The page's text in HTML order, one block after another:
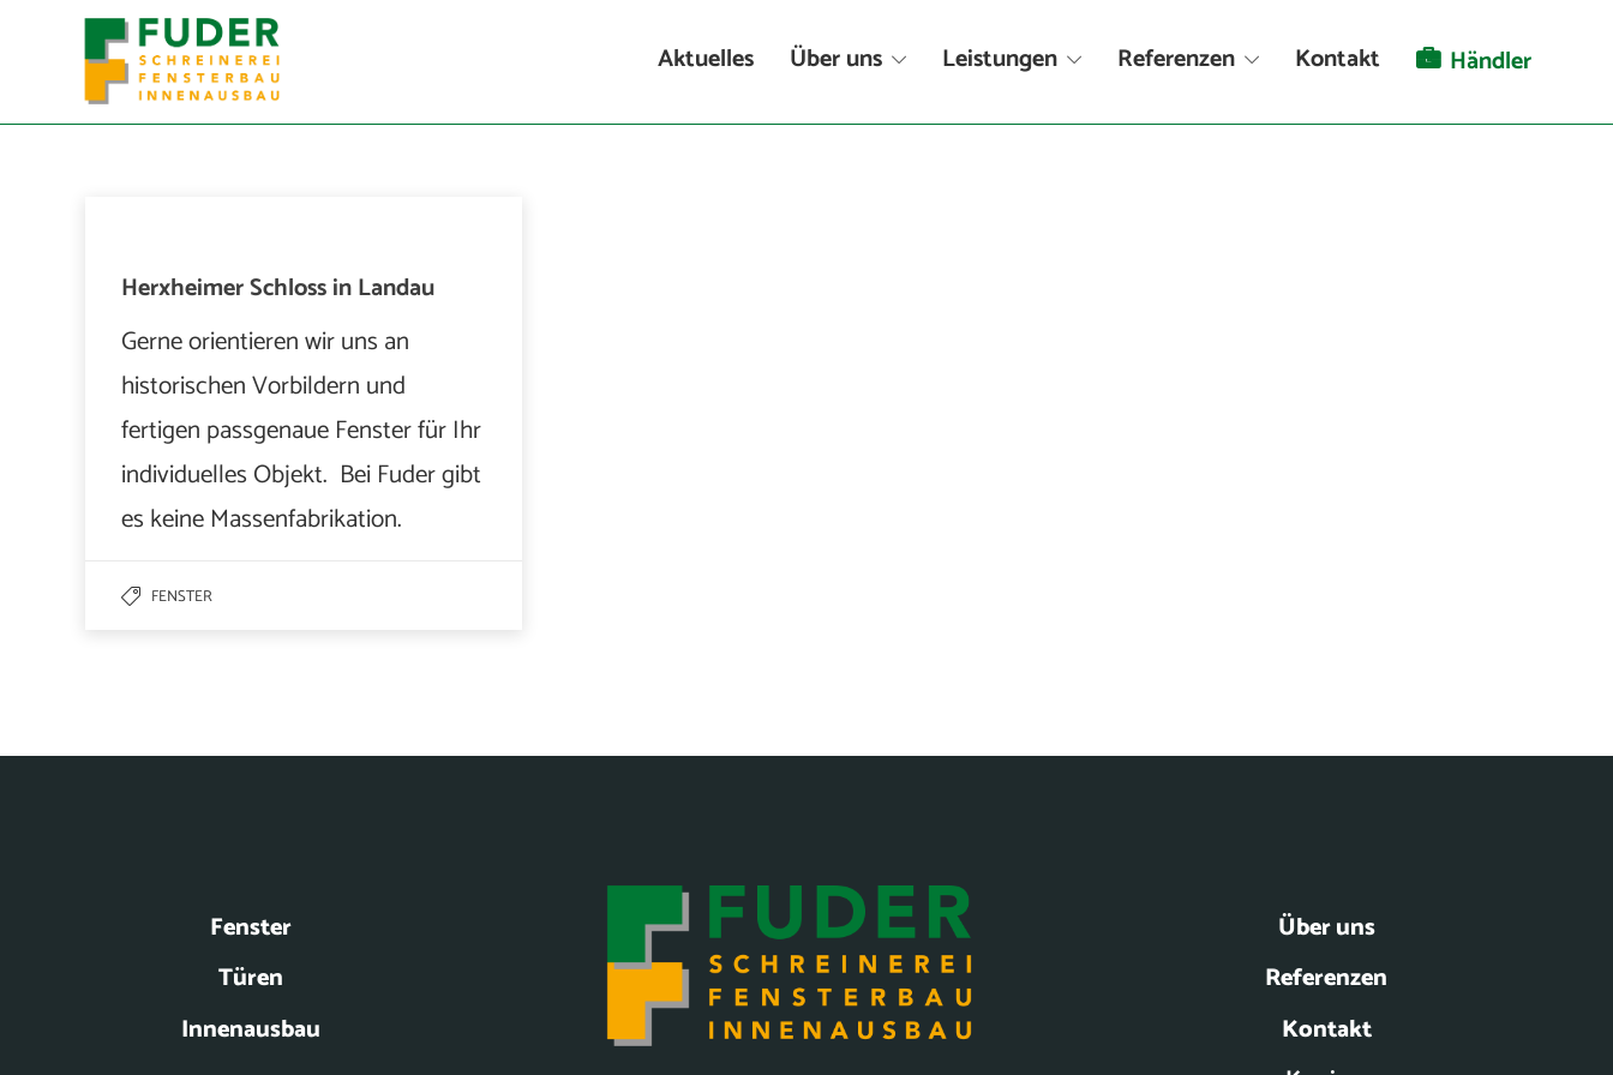
Aktuelles Über uns Leistungen Referenzen Kontakt Händler
Herxheimer Schloss in Landau
Gerne orientieren wir uns an
historischen Vorbildern und
fertigen passgenaue Fenster für Ihr
individuelles Objekt. Bei Fuder gibt
es keine Massenfabrikation.
FENSTER
Fenster
Türen
Innenausbau
Über uns
Referenzen
Kontakt